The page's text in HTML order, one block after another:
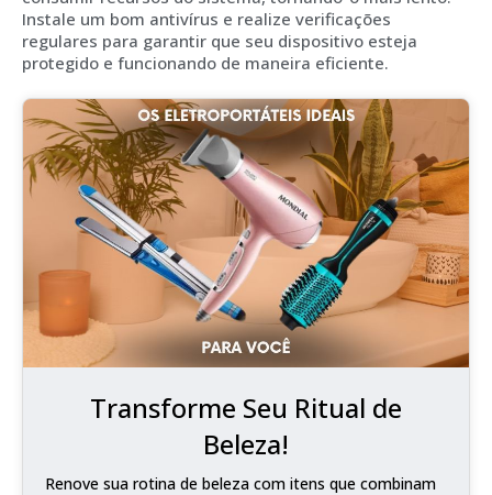
Instale um bom antivírus e realize verificações
regulares para garantir que seu dispositivo esteja
protegido e funcionando de maneira eficiente.
Transforme Seu Ritual de
Beleza!
Renove sua rotina de beleza com itens que combinam